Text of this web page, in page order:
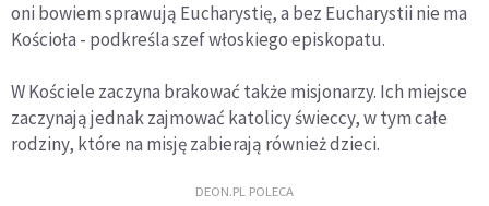
oni bowiem sprawują Eucharystię, a bez Eucharystii nie ma
Kościoła - podkreśla szef włoskiego episkopatu.
W Kościele zaczyna brakować także misjonarzy. Ich miejsce
zaczynają jednak zajmować katolicy świeccy, w tym całe
rodziny, które na misję zabierają również dzieci.
DEON.PL POLECA